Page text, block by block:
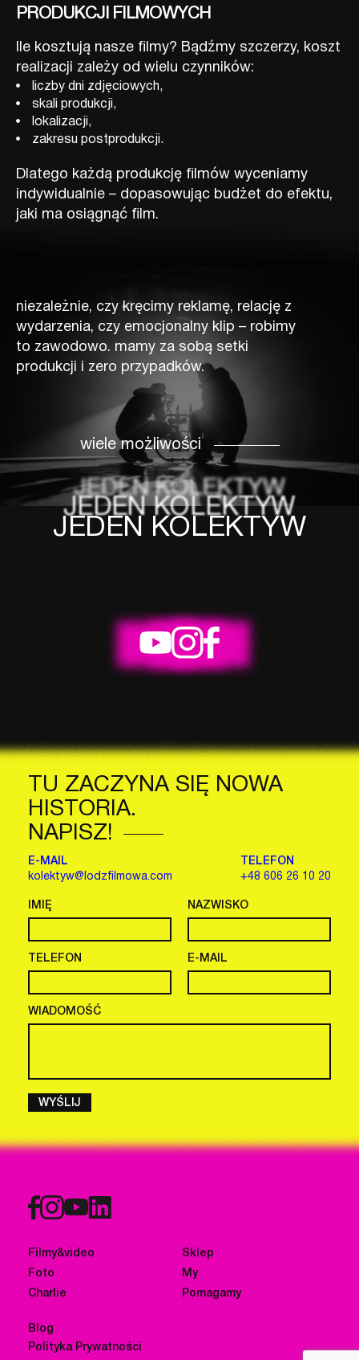
PRODUKCJI FILMOWYCH
Ile kosztują nasze filmy? Bądźmy szczerzy, koszt
realizacji zależy od wielu czynników:
liczby dni zdjęciowych,
skali produkcji,
lokalizacji,
zakresu postprodukcji.
Dlatego każdą produkcję filmów wyceniamy
indywidualnie – dopasowując budżet do efektu,
jaki ma osiągnąć film.
niezależnie, czy kręcimy reklamę, relację z
wydarzenia, czy emocjonalny klip – robimy
to zawodowo. mamy za sobą setki
produkcji i zero przypadków.
wiele możliwości
JEDEN KOLEKTYW
TU ZACZYNA SIĘ NOWA
HISTORIA.
NAPISZ!
E-MAIL
kolektyw@lodzfilmowa.com
TELEFON
+48 606 26 10 20
IMIĘ NAZWISKO
TELEFON E-MAIL
WIADOMOŚĆ
WYŚLIJ
Filmy&video
Foto
Charlie
Sklep
My
Pomagamy
Blog
Polityka Prywatności